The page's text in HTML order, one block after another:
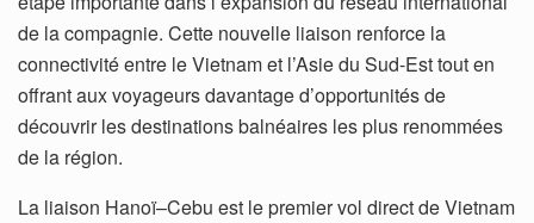
de la compagnie. Cette nouvelle liaison renforce la
connectivité entre le Vietnam et l’Asie du Sud-Est tout en
offrant aux voyageurs davantage d’opportunités de
découvrir les destinations balnéaires les plus renommées
de la région.
La liaison Hanoï–Cebu est le premier vol direct de Vietnam